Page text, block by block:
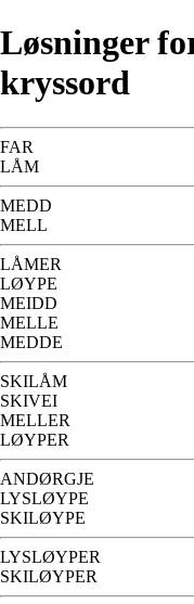
Løsninger
kryssord
FAR
LÅM
MEDD
MELL
LÅMER
LØYPE
MEIDD
MELLE
MEDDE
SKILÅM
SKIVEI
MELLER
LØYPER
ANDØRGJE
LYSLØYPE
SKILØYPE
LYSLØYPER
SKILØYPER